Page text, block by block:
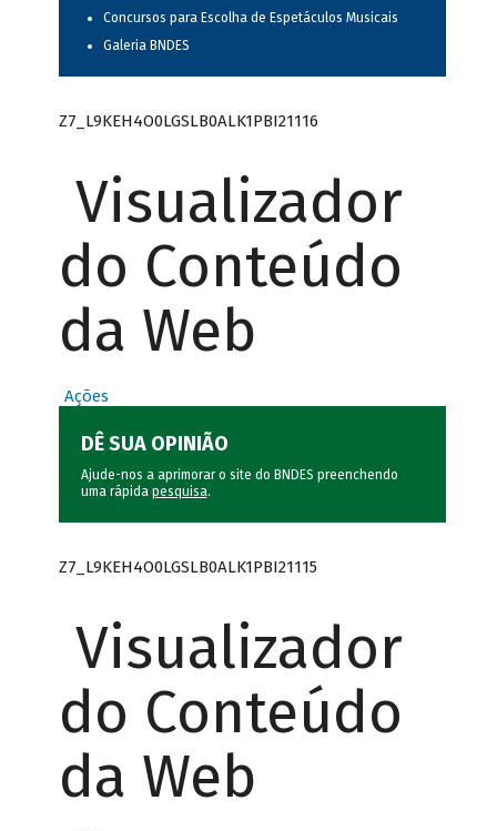
Concursos para Escolha de Espetáculos Musicais
Galeria BNDES
Z7_L9KEH4O0LGSLB0ALK1PBI21116
Visualizador
do Conteúdo
da Web
Ações
DÊ SUA OPINIÃO
Ajude-nos a aprimorar o site do BNDES preenchendo
uma rápida pesquisa.
Z7_L9KEH4O0LGSLB0ALK1PBI21115
Visualizador
do Conteúdo
da Web